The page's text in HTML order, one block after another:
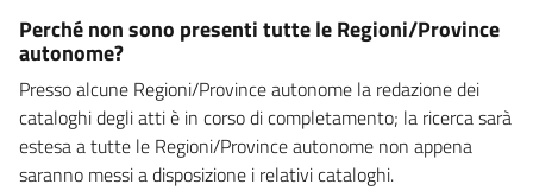
Perché non sono presenti tutte le Regioni/Province
autonome?
Presso alcune Regioni/Province autonome la redazione dei
cataloghi degli atti è in corso di completamento; la ricerca sarà
estesa a tutte le Regioni/Province autonome non appena
saranno messi a disposizione i relativi cataloghi.